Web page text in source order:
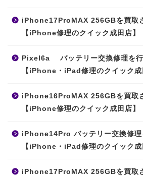
iPhone17ProMAX 256GBを買取
【iPhone修理のクイック成田店】
Pixel6a バッテリー交換修理を行
【iPhone・iPad修理のクイック成
iPhone16ProMAX 256GBを買取
【iPhone修理のクイック成田店】
iPhone14Pro バッテリー交換修理
【iPhone・iPad修理のクイック成
iPhone17ProMAX 256GBを買取